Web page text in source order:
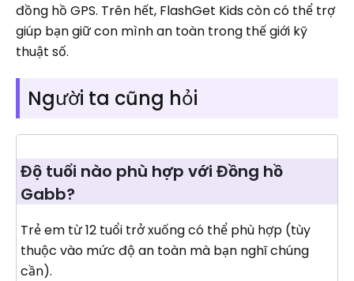
đồng hồ GPS. Trên hết, FlashGet Kids còn có thể trợ
giúp bạn giữ con mình an toàn trong thế giới kỹ
thuật số.
Người ta cũng hỏi
Độ tuổi nào phù hợp với Đồng hồ
Gabb?
Trẻ em từ 12 tuổi trở xuống có thể phù hợp (tùy
thuộc vào mức độ an toàn mà bạn nghĩ chúng
cần).